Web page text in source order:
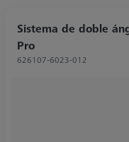
Sistema de doble
Pro
626107-6023-012